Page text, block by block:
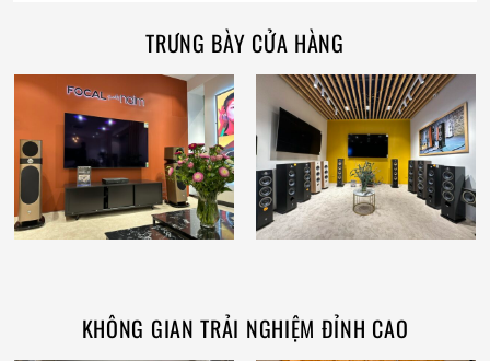
TRƯNG BÀY CỬA HÀNG
KHÔNG GIAN TRẢI NGHIỆM ĐỈNH CAO